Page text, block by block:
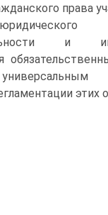
права
и
этих